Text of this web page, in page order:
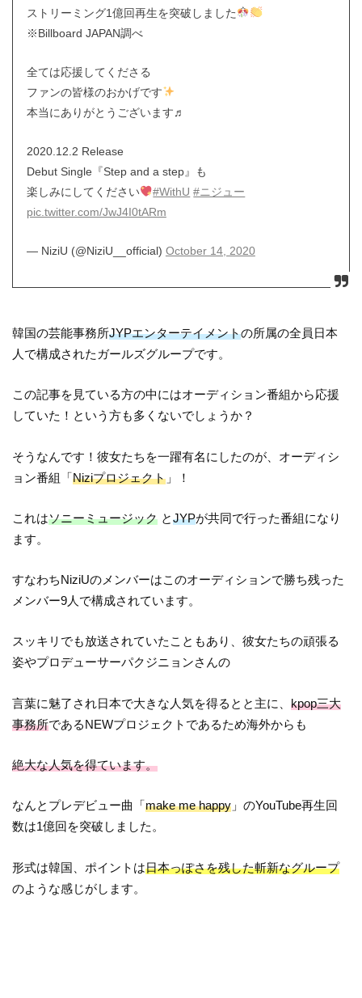
ストリーミング1億回再生を突破しました
※Billboard JAPAN調べ
全ては応援してくださる
ファンの皆様のおかげです
本当にありがとうございます♬
2020.12.2 Release
Debut Single『Step and a step』も
楽しみにしてください
#WithU #ニジュー
pic.twitter.com/JwJ4I0tARm
— NiziU (@NiziU__official) October 14, 2020
韓国の芸能事務所JYPエンターテイメントの所属の全員日本
人で構成されたガールズグループです。
この記事を見ている方の中にはオーディション番組から応援
していた！という方も多くないでしょうか？
そうなんです！彼女たちを一躍有名にしたのが、オーディシ
ョン番組「Niziプロジェクト 」！
これはソニーミュージック とJYPが共同で行った番組になり
ます。
すなわちNiziUのメンバーはこのオーディションで勝ち残った
メンバー9人で構成されています。
スッキリでも放送されていたこともあり、彼女たちの頑張る
姿やプロデューサーパクジニョンさんの
言葉に魅了され日本で大きな人気を得るとと主に、kpop三大
事務所であるNEWプロジェクトであるため海外からも
絶大な人気を得ています。
なんとプレデビュー曲「make me happy 」のYouTube再生回
数は1億回を突破しました。
形式は韓国、ポイントは日本っぽさを残した斬新なグループ
のような感じがします。